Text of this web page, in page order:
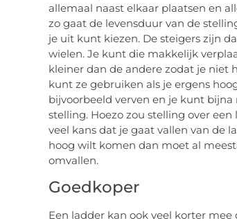
allemaal naast elkaar plaatsen en
zo gaat de levensduur van de
je uit kunt kiezen. De steigers zijn
wielen. Je kunt die makkelijk
kleiner dan de andere zodat je niet
kunt ze gebruiken als je ergens
bijvoorbeeld verven en je kunt
stelling. Hoezo zou stelling over
veel kans dat je gaat vallen van de
hoog wilt komen dan moet al
omvallen.
Goedkoper
Een ladder kan ook veel korter